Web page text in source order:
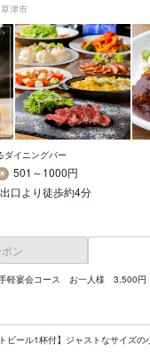
草津市
ダイニングバー
501～1000円
口より徒歩約4分
ン
手軽宴会コース お一人様 3,500円
ビール1杯付】ジャストなサイズ